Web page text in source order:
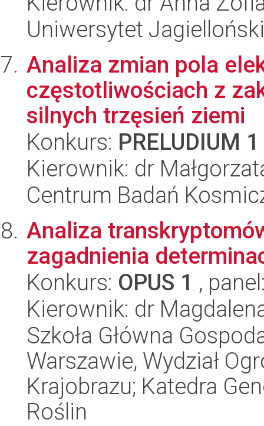
Uniwersytet
Analiza zmian pola
częstotliwościach z
silnych trzęsień ziemi
Konkurs: PRELUDIUM 1
Kierownik: dr
Centrum Badań
Analiza
zagadnienia
Konkurs: OPUS 1 ,
Kierownik: dr
Szkoła Główna
Warszawie, Wydział
Krajobrazu; Katedra
Roślin